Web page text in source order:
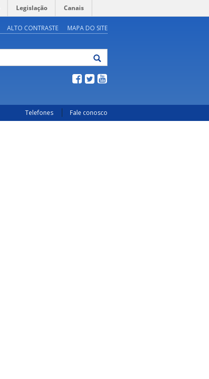
Legislação Canais
ALTO CONTRASTE MAPA DO SITE
Telefones Fale conosco